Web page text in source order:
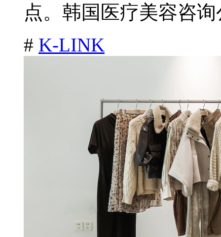
点。韩国医疗美容咨
# K-LINK